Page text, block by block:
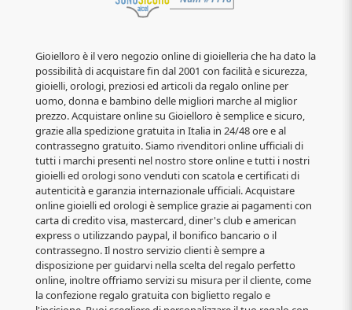
Gioielloro è il vero negozio online di gioielleria che ha dato la
possibilità di acquistare fin dal 2001 con facilità e sicurezza,
gioielli, orologi, preziosi ed articoli da regalo online per
uomo, donna e bambino delle migliori marche al miglior
prezzo. Acquistare online su Gioielloro è semplice e sicuro,
grazie alla spedizione gratuita in Italia in 24/48 ore e al
contrassegno gratuito. Siamo rivenditori online ufficiali di
tutti i marchi presenti nel nostro store online e tutti i nostri
gioielli ed orologi sono venduti con scatola e certificati di
autenticità e garanzia internazionale ufficiali. Acquistare
online gioielli ed orologi è semplice grazie ai pagamenti con
carta di credito visa, mastercard, diner's club e american
express o utilizzando paypal, il bonifico bancario o il
contrassegno. Il nostro servizio clienti è sempre a
disposizione per guidarvi nella scelta del regalo perfetto
online, inoltre offriamo servizi su misura per il cliente, come
la confezione regalo gratuita con biglietto regalo e